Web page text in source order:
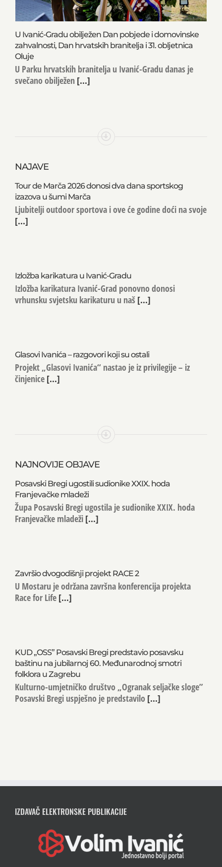
U Ivanić-Gradu obilježen Dan pobjede i domovinske
zahvalnosti, Dan hrvatskih branitelja i 31. obljetnica
Oluje
U Parku hrvatskih branitelja u Ivanić-Gradu danas je
svečano obilježen [...]
NAJAVE
Tour de Marča 2026 donosi dva dana sportskog
izazova u šumi Marča
Ljubitelji outdoor sportova i ove će godine doći na svoje
[...]
Izložba karikatura u Ivanić-Gradu
Izložba karikatura Ivanić-Grad ponovno donosi
vrhunsku svjetsku karikaturu u naš [...]
Glasovi Ivanića – razgovori koji su ostali
Projekt „Glasovi Ivanića“ nastao je iz privilegije – iz
činjenice [...]
NAJNOVIJE OBJAVE
Posavski Bregi ugostili sudionike XXIX. hoda
Franjevačke mladeži
Župa Posavski Bregi ugostila je sudionike XXIX. hoda
Franjevačke mladeži [...]
Završio dvogodišnji projekt RACE 2
U Mostaru je održana završna konferencija projekta
Race for Life [...]
KUD „OSS” Posavski Bregi predstavio posavsku
baštinu na jubilarnoj 60. Međunarodnoj smotri
folklora u Zagrebu
Kulturno-umjetničko društvo „Ogranak seljačke sloge”
Posavski Bregi uspješno je predstavilo [...]
IZDAVAČ ELEKTRONSKE PUBLIKACIJE